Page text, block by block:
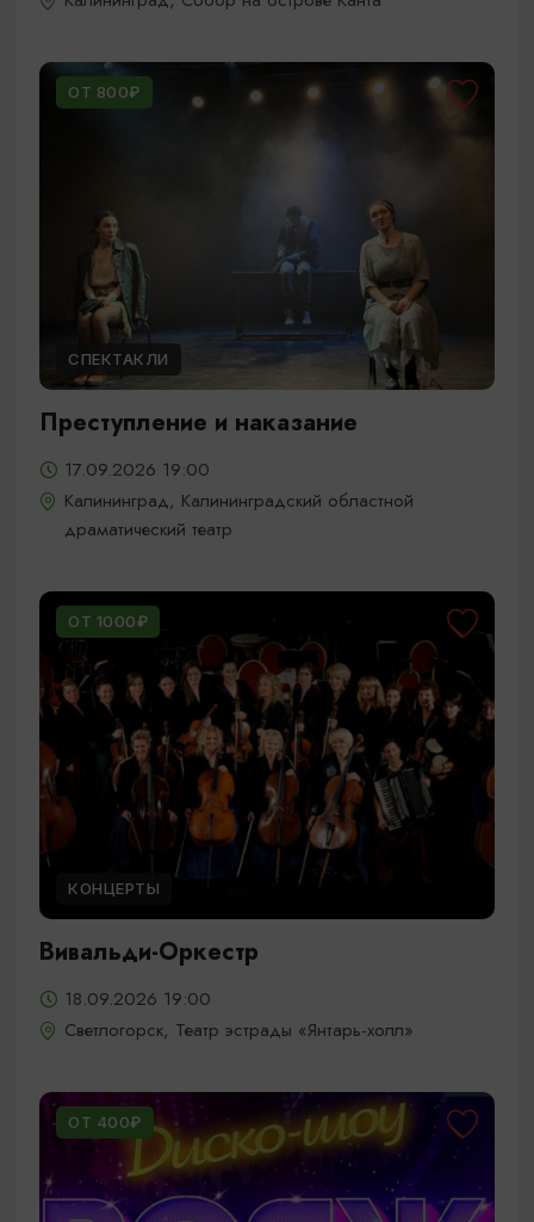
ОТ 800₽
СПЕКТАКЛИ
Преступление и наказание
17.09.2026 19:00
Калининград, Калининградский областной
драматический театр
ОТ 1000₽
КОНЦЕРТЫ
Вивальди-Оркестр
18.09.2026 19:00
Светлогорск, Театр эстрады «Янтарь-холл»
ОТ 400₽